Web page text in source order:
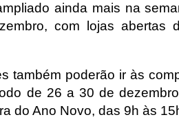
ainda mais na
com lojas abertas
também poderão ir às
de 26 a 30 de
do Ano Novo, das 9h às